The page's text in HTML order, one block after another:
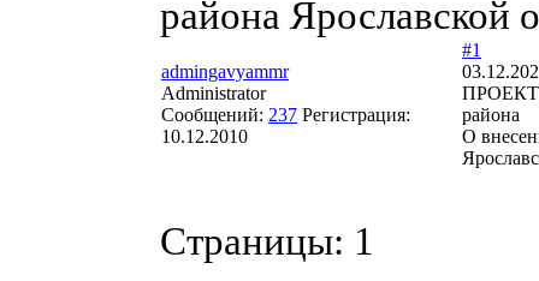
района Ярославской
admingavyammr
Administrator
Сообщений: 237 Регистрация:
10.12.2010
#1
ПРОЕКТ
района
О
Страницы: 1